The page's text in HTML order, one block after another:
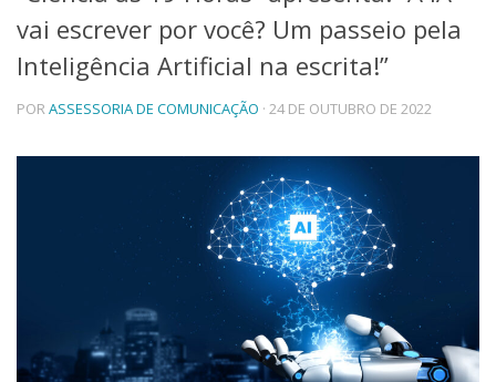
Telefones e Mapas
Pessoas
Ensino
Graduação
Educação a distância
Pesquisa e Inovação
Linhas de Pesquisa
Centros, Núcleos e Projetos em Rede
Iniciação Científica
Transferência de Tecnologia
Empresas Juniores
vai escrever por você? Um passeio pela
Inteligência Artificial na escrita!”
PORASSESSORIA DE COMUNICAÇÃO · 24 DE OUTUBRO DE 2022